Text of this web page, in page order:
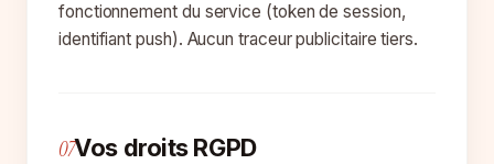
fonctionnement du service (token de session,
identifiant push). Aucun traceur publicitaire tiers.
07Vos droits RGPD